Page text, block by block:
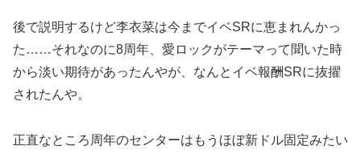
後で説明するけど李衣菜は今までイベSRに恵まれんかっ
た……それなのに8周年、愛ロックがテーマって聞いた時
から淡い期待があったんやが、なんとイベ報酬SRに抜擢
されたんや。
正直なところ周年のセンターはもうほぼ新ドル固定みたい